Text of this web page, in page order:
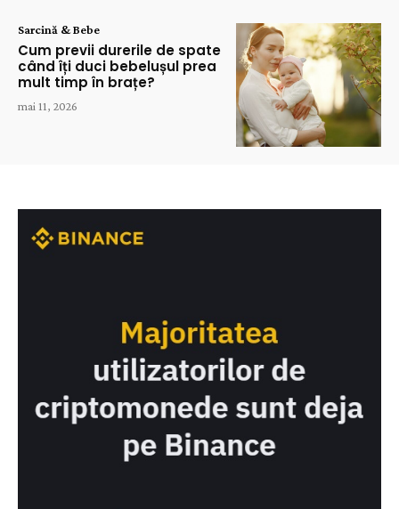
Sarcină & Bebe
Cum previi durerile de spate
când îți duci bebelușul prea
mult timp în brațe?
mai 11, 2026